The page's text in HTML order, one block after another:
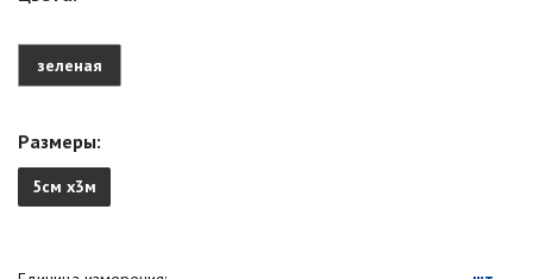
зеленая
Размеры:
5см х3м